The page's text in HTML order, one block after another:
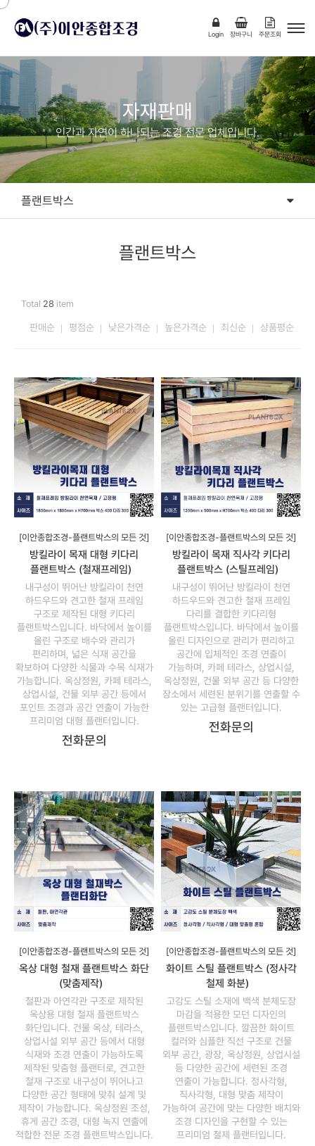
Login 장바구니 주문조회
자재판매
인간과 자연이 하나되는 조경 전문 업체입니다.
플랜트박스
플랜트박스
Total 28 item
판매순 평점순 낮은가격순 높은가격순 최신순 상품평순
[이안종합조경-플랜트박스의 모든 것]
방킬라이 목재 대형 키다리
플랜트박스 (철재프레임)
내구성이 뛰어난 방킬라이 천연
하드우드와 견고한 철재 프레임
구조로 제작된 대형 키다리
플랜트박스입니다. 바닥에서 높이를
올린 구조로 배수와 관리가
편리하며, 넓은 식재 공간을
확보하여 다양한 식물과 수목 식재가
가능합니다. 옥상정원, 카페 테라스,
상업시설, 건물 외부 공간 등에서
포인트 조경과 공간 연출이 가능한
프리미엄 대형 플랜터입니다.
전화문의
[이안종합조경-플랜트박스의 모든 것]
방킬라이 목재 직사각 키다리
플랜트박스 (스틸프레임)
내구성이 뛰어난 방킬라이 천연
하드우드와 견고한 철재 프레임
다리를 결합한 키다리형
플랜트박스입니다. 바닥에서 높이를
올린 디자인으로 관리가 편리하고
공간에 입체적인 조경 연출이
가능하며, 카페 테라스, 상업시설,
옥상정원, 건물 외부 공간 등 다양한
장소에서 세련된 분위기를 연출할 수
있는 고급형 플랜터입니다.
전화문의
[이안종합조경-플랜트박스의 모든 것]
옥상 대형 철재 플랜트박스 화단
(맞춤제작)
철판과 아연각관 구조로 제작된
옥상용 대형 철재 플랜트박스
화단입니다. 건물 옥상, 테라스,
상업시설 외부 공간 등에서 대형
식재와 조경 연출이 가능하도록
제작된 맞춤형 플랜터로, 견고한
철재 구조로 내구성이 뛰어나고
다양한 공간 형태에 맞춰 설계 및
제작이 가능합니다. 옥상정원 조성,
휴게 공간 조경, 대형 녹지 연출에
적합한 전문 조경 플랜트박스입니다.
[이안종합조경-플랜트박스의 모든 것]
화이트 스틸 플랜트박스 (정사각
철제 화분)
고강도 스틸 소재에 백색 분체도장
마감을 적용한 모던 디자인의
플랜트박스입니다. 깔끔한 화이트
컬러와 심플한 직선 구조로 건물
외부 공간, 광장, 옥상정원, 상업시설
등 다양한 공간에 세련된 조경
연출이 가능합니다. 정사각형,
직사각형, 대형 맞춤 제작이
가능하여 공간에 맞는 다양한 배치와
조경 디자인을 구현할 수 있는
프리미엄 철제 플랜터입니다.